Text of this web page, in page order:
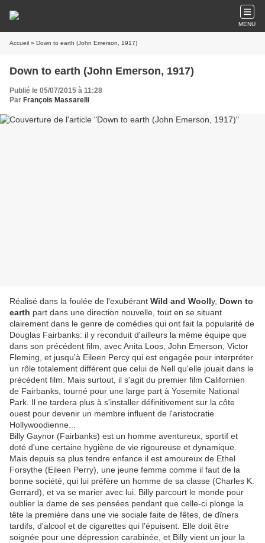
MENU
Accueil » Down to earth (John Emerson, 1917)
Down to earth (John Emerson, 1917)
Publié le 05/07/2015 à 11:28
Par François Massarelli
Réalisé dans la foulée de l'exubérant Wild and Woolly, Down to
earth part dans une direction nouvelle, tout en se situant
clairement dans le genre de comédies qui ont fait la popularité de
Douglas Fairbanks: il y reconduit d'ailleurs la même équipe que
dans son précédent film, avec Anita Loos, John Emerson, Victor
Fleming, et jusqu'à Eileen Percy qui est engagée pour interpréter
un rôle totalement différent que celui de Nell qu'elle jouait dans le
précédent film. Mais surtout, il s'agit du premier film Californien
de Fairbanks, tourné pour une large part à Yosemite National
Park. Il ne tardera plus à s'installer définitivement sur la côte
ouest pour devenir un membre influent de l'aristocratie
Hollywoodienne...
Billy Gaynor (Fairbanks) est un homme aventureux, sportif et
doté d'une certaine hygiène de vie rigoureuse et dynamique.
Mais depuis sa plus tendre enfance il est amoureux de Ethel
Forsythe (Eileen Perry), une jeune femme comme il faut de la
bonne société, qui lui préfère un homme de sa classe (Charles K.
Gerrard), et va se marier avec lui. Billy parcourt le monde pour
oublier la dame de ses pensées pendant que celle-ci plonge la
tête la première dans une vie sociale faite de fêtes, de dîners
tardifs, d'alcool et de cigarettes qui l'épuisent. Elle doit être
soignée pour une dépression carabinée, et Billy vient un jour la